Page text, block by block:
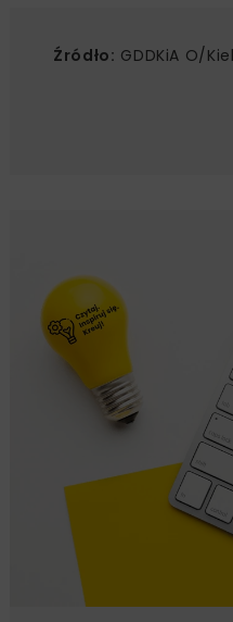
Źródło: GDDKiA O/